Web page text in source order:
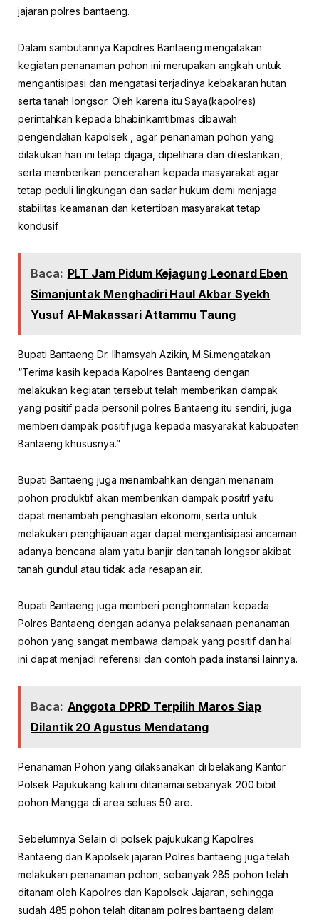
jajaran polres bantaeng.
Dalam sambutannya Kapolres Bantaeng mengatakan
kegiatan penanaman pohon ini merupakan angkah untuk
mengantisipasi dan mengatasi terjadinya kebakaran hutan
serta tanah longsor. Oleh karena itu Saya(kapolres)
perintahkan kepada bhabinkamtibmas dibawah
pengendalian kapolsek , agar penanaman pohon yang
dilakukan hari ini tetap dijaga, dipelihara dan dilestarikan,
serta memberikan pencerahan kepada masyarakat agar
tetap peduli lingkungan dan sadar hukum demi menjaga
stabilitas keamanan dan ketertiban masyarakat tetap
kondusif.
Baca: PLT Jam Pidum Kejagung Leonard Eben
Simanjuntak Menghadiri Haul Akbar Syekh
Yusuf Al-Makassari Attammu Taung
Bupati Bantaeng Dr. Ilhamsyah Azikin, M.Si.mengatakan
“Terima kasih kepada Kapolres Bantaeng dengan
melakukan kegiatan tersebut telah memberikan dampak
yang positif pada personil polres Bantaeng itu sendiri, juga
memberi dampak positif juga kepada masyarakat kabupaten
Bantaeng khususnya.”
Bupati Bantaeng juga menambahkan dengan menanam
pohon produktif akan memberikan dampak positif yaitu
dapat menambah penghasilan ekonomi, serta untuk
melakukan penghijauan agar dapat mengantisipasi ancaman
adanya bencana alam yaitu banjir dan tanah longsor akibat
tanah gundul atau tidak ada resapan air.
Bupati Bantaeng juga memberi penghormatan kepada
Polres Bantaeng dengan adanya pelaksanaan penanaman
pohon yang sangat membawa dampak yang positif dan hal
ini dapat menjadi referensi dan contoh pada instansi lainnya.
Baca: Anggota DPRD Terpilih Maros Siap
Dilantik 20 Agustus Mendatang
Penanaman Pohon yang dilaksanakan di belakang Kantor
Polsek Pajukukang kali ini ditanamai sebanyak 200 bibit
pohon Mangga di area seluas 50 are.
Sebelumnya Selain di polsek pajukukang Kapolres
Bantaeng dan Kapolsek jajaran Polres bantaeng juga telah
melakukan penanaman pohon, sebanyak 285 pohon telah
ditanam oleh Kapolres dan Kapolsek Jajaran, sehingga
sudah 485 pohon telah ditanam polres bantaeng dalam